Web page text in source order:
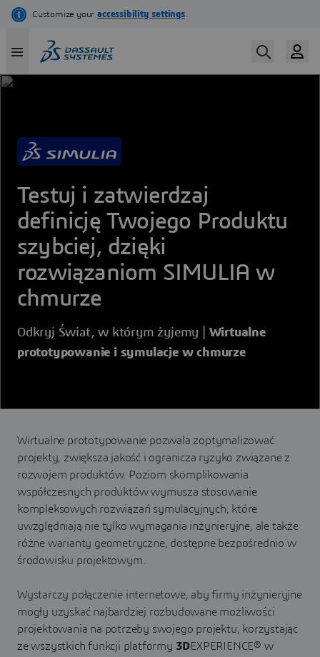
Skip
content
Testuj i zatwierdzaj
definicję Twojego Produktu
szybciej, dzięki
rozwiązaniom SIMULIA w
chmurze
Odkryj Świat, w którym żyjemy | Wirtualne
prototypowanie i symulacje w chmurze
Wirtualne prototypowanie pozwala zoptymalizować
projekty, zwiększa jakość i ogranicza ryzyko związane z
rozwojem produktów. Poziom skomplikowania
współczesnych produktów wymusza stosowanie
kompleksowych rozwiązań symulacyjnych, które
uwzględniają nie tylko wymagania inżynieryjne, ale także
różne warianty geometryczne, dostępne bezpośrednio w
środowisku projektowym.
Wystarczy połączenie internetowe, aby firmy inżynieryjne
mogły uzyskać najbardziej rozbudowane możliwości
projektowania na potrzeby swojego projektu, korzystając
ze wszystkich funkcji platformy 3DEXPERIENCE® w